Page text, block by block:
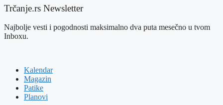
Trčanje.rs Newsletter
Najbolje vesti i pogodnosti maksimalno dva puta mesečno u tvom
Inboxu.
Kalendar
Magazin
Patike
Planovi